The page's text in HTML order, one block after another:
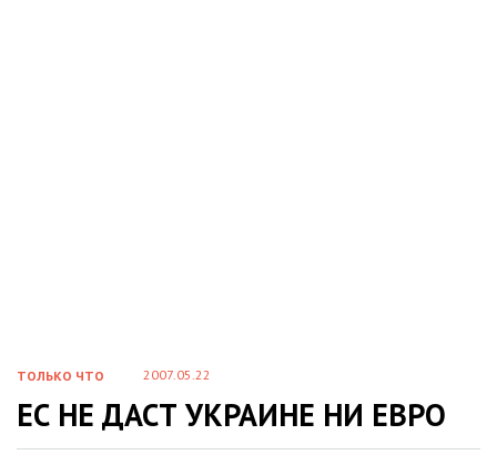
ТОЛЬКО ЧТО 2007.05.22
ЕС НЕ ДАСТ УКРАИНЕ НИ ЕВРО